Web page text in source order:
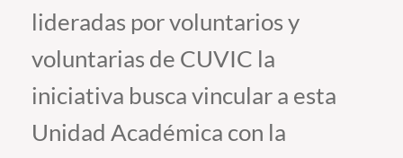
Admisión
Pregrado
lideradas por voluntarios y
voluntarias de CUVIC la
iniciativa busca vincular a esta
Unidad Académica con la